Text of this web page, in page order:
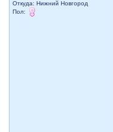
Откуда: Нижний Новгород
Пол: